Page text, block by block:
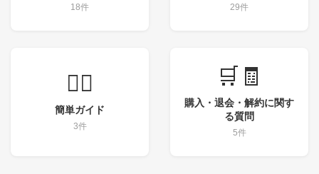
18件 29件
💁‍♀️
簡単ガイド
3件
🛒🧾
購入・退会・解約に関す
る質問
5件